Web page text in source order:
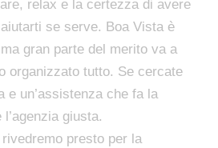
relax e la certezza di avere
se serve. Boa Vista è
gran parte del merito va a
organizzato tutto. Se cercate
e un’assistenza che fa la
giusta.
presto per la